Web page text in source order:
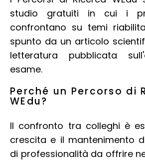
studio gratuiti in cui i
confrontano su temi
spunto da un articolo
letteratura pubblicata
esame.
Perché un Percorso di
WEdu?
Il confronto tra colleghi è
crescita e il mantenimento
di professionalità da offrire